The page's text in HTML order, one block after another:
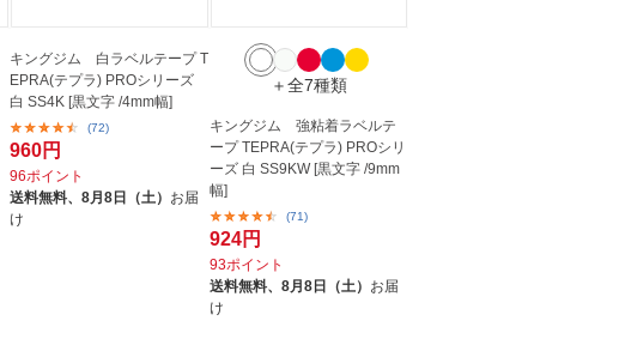
キングジム 白ラベルテープ T
EPRA(テプラ) PROシリーズ
白 SS4K [黒文字 /4mm幅]
(72)
960円
96ポイント
送料無料、8月8日（土） お届
け
＋全7種類
キングジム 強粘着ラベルテ
ープ TEPRA(テプラ) PROシリ
ーズ 白 SS9KW [黒文字 /9mm
幅]
(71)
924円
93ポイント
送料無料、 8月8日（土） お届
け